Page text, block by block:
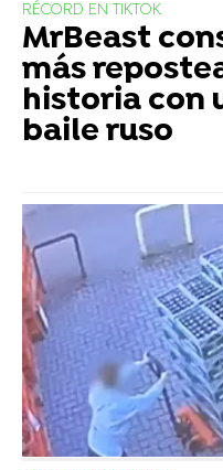
RÉCORD EN TIKTOK
MrBeast
más
historia con
baile ruso